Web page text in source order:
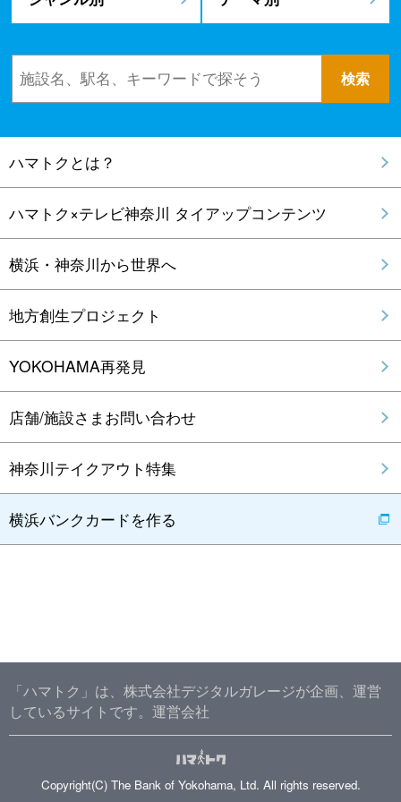
ハマトクとは？
ハマトク×テレビ神奈川 タイアップコンテンツ
横浜・神奈川から世界へ
地方創生プロジェクト
YOKOHAMA再発見
店舗/施設さまお問い合わせ
神奈川テイクアウト特集
横浜バンクカードを作る
「ハマトク」は、株式会社デジタルガレージが企画、運営
しているサイトです。 運営会社
Copyright(C) The Bank of Yokohama, Ltd. All rights reserved.